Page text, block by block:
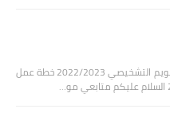
خطة عمل وتدبير فترة التقويم التشخيصي 2022/2023 خطة عمل